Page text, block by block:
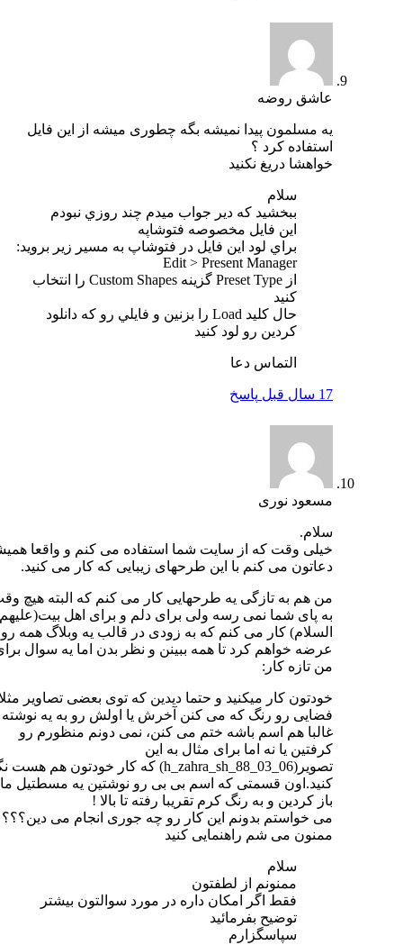
عاشق روضه
یه مسلمون پیدا نمیشه بگه چطوری میشه از این فایل
استفاده کرد ؟
خواهشا دریغ نکنید
ببخشيد كه دير جواب ميدم چند روزي نبودم
اين فايل مخصوصه فتوشاپه
براي لود اين فايل در فتوشاپ به مسير زير برويد:
Edit > Present Manager
از ‍Preset Type گزينه Custom Shapes را انتخاب
حال كليد Load را بزنين و فايلي رو كه دانلود
كردين رو لود كنيد
التماس دعا
پاسخ
مسعود نوری
خیلی وقت که از سایت شما استفاده می کنم و واقعا همیشه
دعاتون می کنم با این طرحهای زیبایی که کار می کنید.
من هم به تازگی یه طرحهایی کار می کنم که البته هیچ وقت
به پای شما نمی رسه ولی برای دلم و برای اهل بیت(علیهم
السلام) کار می کنم که به زودی در قالب یه وبلاگ همه رو
عرضه خواهم کرد تا همه ببینن و نظر بدن اما یه سوال برای
من تازه کار:
خودتون کار میکنید و حتما دیدین که توی بعضی تصاویر مثلا یه
فضایی رو رنگ که می کنن آخرش یا اولش رو به یه نوشته که
غالبا هم اسم باشه ختم می کنن، نمی دونم منظورم رو
کرفتین یا نه اما برای مثال به این
تصویر(h_zahra_sh_88_03_06) که کار خودتون هم هست نگاه
کنید.اون قسمتی که اسم بی بی رو نوشتین یه مسطتیل مانند
باز کردین و به رنگ کرم تقریبا رفته تا بالا !
می خواستم بدونم این کار رو چه جوری انجام می دین؟؟؟
ممنون می شم راهنمایی کنید
ممنونم از لطفتون
فقط اگر امكان داره در مورد سوالتون بيشتر
توضيح بفرمائيد
سپاسگزارم